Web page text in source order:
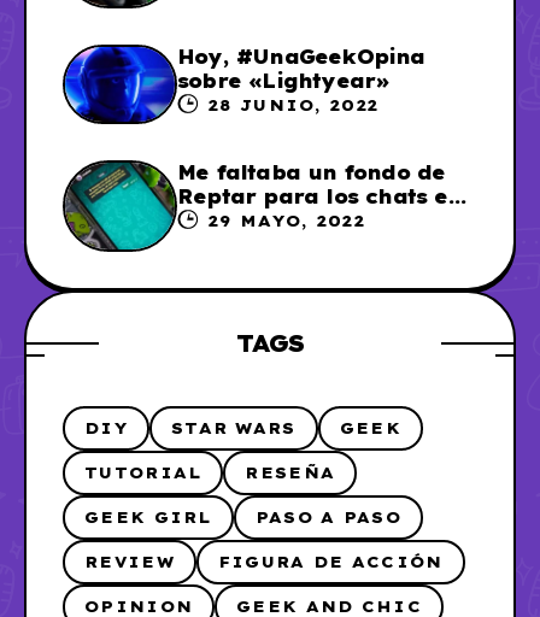
Hoy, #UnaGeekOpina
sobre «Lightyear»
28 JUNIO, 2022
Me faltaba un fondo de
Reptar para los chats en
WhatsApp, así que me lo
29 MAYO, 2022
TAGS
DIY STAR WARS GEEK
TUTORIAL RESEÑA
GEEK GIRL PASO A PASO
REVIEW FIGURA DE ACCIÓN
OPINION GEEK AND CHIC